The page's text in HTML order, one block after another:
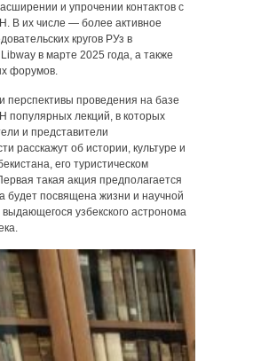
и упрочении контактов с
В их числе — более активное
кругов РУз в
в марте 2025 года, а также
форумов.
перспективы проведения на базе
лекций, в которых
и представители
расскажут об истории, культуре и
его туристическом
такая акция предполагается
будет посвящена жизни и научной
узбекского астронома